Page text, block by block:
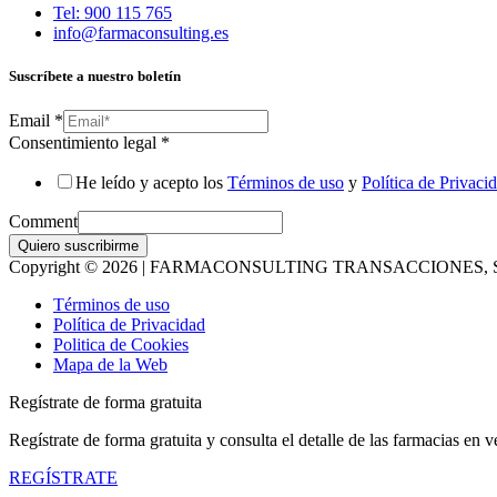
Tel: 900 115 765
info@farmaconsulting.es
Suscríbete a nuestro boletín
Email *
Consentimiento legal *
He leído y acepto los Términos de uso y Política de
Comment
Quiero suscribirme
Copyright © 2026 | FARMACONSULTING TRANSACCIONES,
Términos de uso
Política de Privacidad
Politica de Cookies
Mapa de la Web
Regístrate de forma gratuita
Regístrate de forma gratuita y consulta el detalle de las farmacias en
REGÍSTRATE